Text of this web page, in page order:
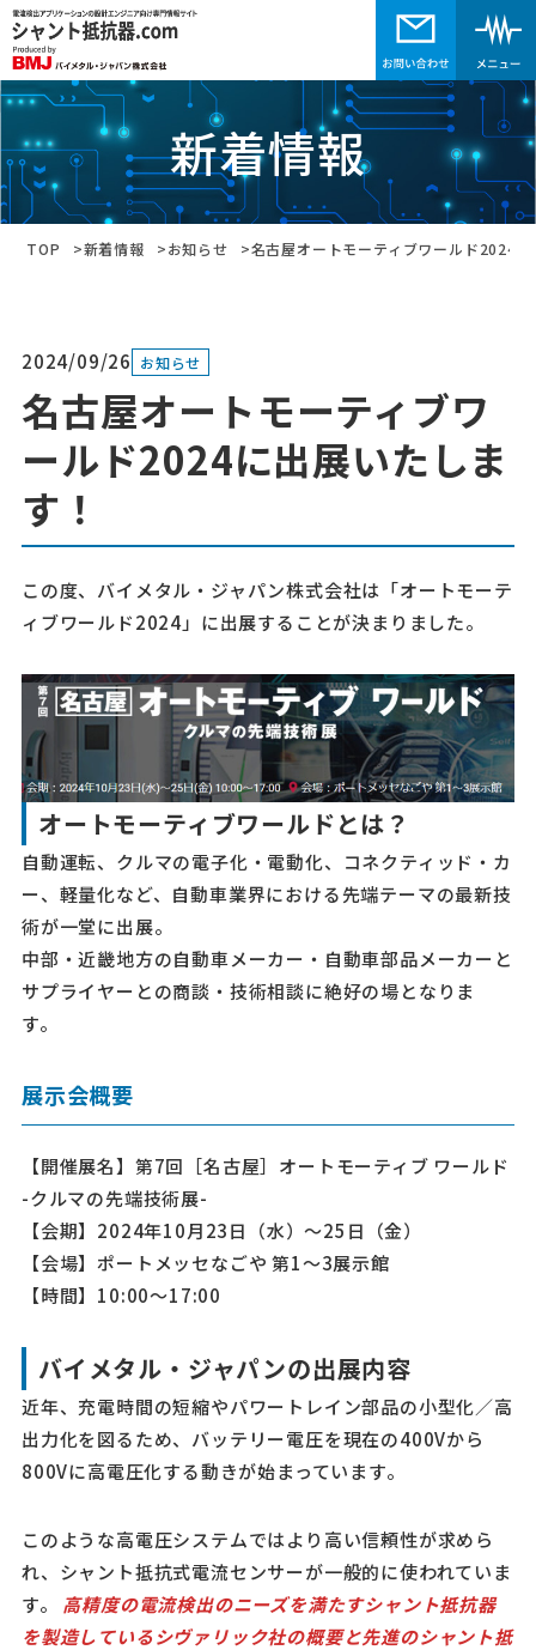
新着情報
TOP 新着情報 お知らせ 名古屋オートモーティブワールド2024
2024/09/26 お知らせ
名古屋オートモーティブワ
ールド2024に出展いたしま
す！
この度、バイメタル・ジャパン株式会社は「オートモーテ
ィブワールド2024」に出展することが決まりました。
オートモーティブワールドとは？
自動運転、クルマの電子化・電動化、コネクティッド・カ
ー、軽量化など、自動車業界における先端テーマの最新技
術が一堂に出展。
中部・近畿地方の自動車メーカー・自動車部品メーカーと
サプライヤーとの商談・技術相談に絶好の場となりま
す。
展示会概要
【開催展名】第7回［名古屋］オートモーティブ ワールド
-クルマの先端技術展-
【会期】2024年10月23日（水）～25日（金）
【会場】ポートメッセなごや 第1～3展示館
【時間】10:00～17:00
バイメタル・ジャパンの出展内容
近年、充電時間の短縮やパワートレイン部品の小型化／高
出力化を図るため、バッテリー電圧を現在の400Vから
800Vに高電圧化する動きが始まっています。
このような高電圧システムではより高い信頼性が求めら
れ、シャント抵抗式電流センサーが一般的に使われていま
す。 高精度の電流検出のニーズを満たすシャント抵抗器
を製造しているシヴァリック社の概要と先進のシャント抵